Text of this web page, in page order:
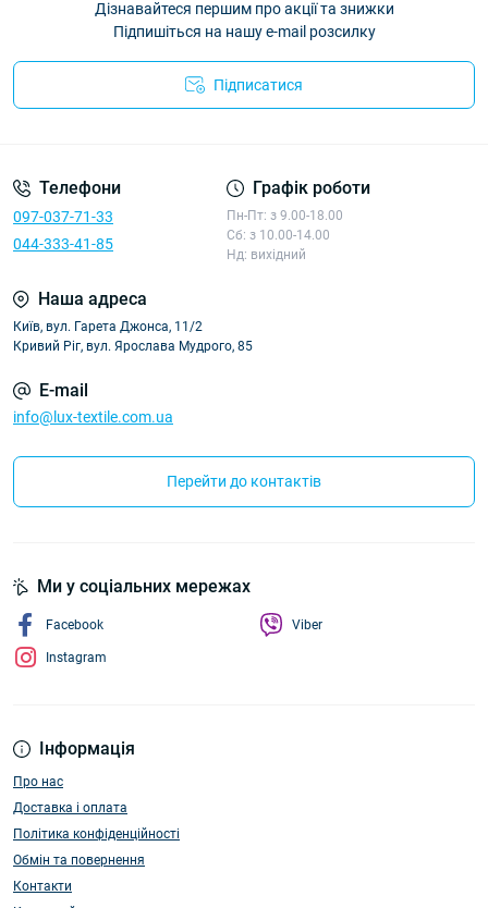
Дізнавайтеся першим про акції та знижки
Підпишіться на нашу e-mail розсилку
Підписатися
Телефони
097-037-71-33
044-333-41-85
Графік роботи
Пн-Пт: з 9.00-18.00
Сб: з 10.00-14.00
Нд: вихідний
Наша адреса
Київ, вул. Гарета Джонса, 11/2
Кривий Ріг, вул. Ярослава Мудрого, 85
E-mail
info@lux-textile.com.ua
Перейти до контактів
Інформація
Про нас
Доставка і оплата
Політика конфіденційності
Обмін та повернення
Контакти
Ми у соціальних мережах
Facebook
Instagram
Viber